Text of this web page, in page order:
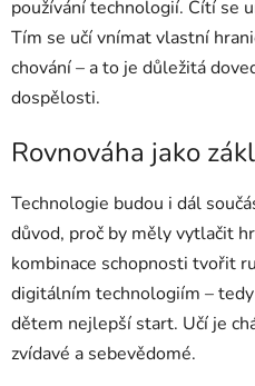
používání technologií. Cítí se
Tím se učí vnímat vlastní
chování – a to je důležitá
dospělosti.
Rovnováha jako
Technologie budou i dál
důvod, proč by měly vytlačit
kombinace schopnosti tvořit
digitálním technologiím –
dětem nejlepší start. Učí je
zvídavé a sebevědomé.